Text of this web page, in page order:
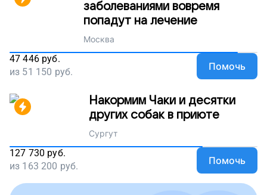
заболеваниями вовремя
попадут на лечение
Москва
47 446 руб.
из 51 150 руб. Помочь
Накормим Чаки и десятки
других собак в приюте
Сургут
127 730 руб.
из 163 200 руб. Помочь